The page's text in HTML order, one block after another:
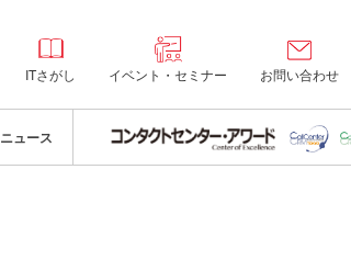
ITさがし イベント・セミナー お問い合わせ
ニュース